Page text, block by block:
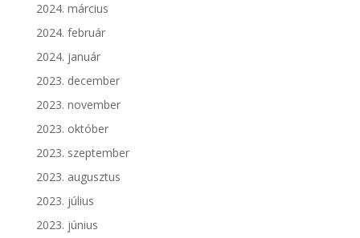
2024. március
2024. február
2024. január
2023. december
2023. november
2023. október
2023. szeptember
2023. augusztus
2023. július
2023. június